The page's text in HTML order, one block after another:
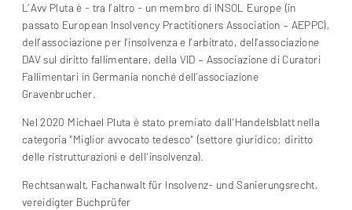
L’Avv Pluta è - tra l’altro - un membro di INSOL Europe (in
passato European Insolvency Practitioners Association – AEPPC),
dell’associazione per l’insolvenza e l’arbitrato, dell’associazione
DAV sul diritto fallimentare, della VID – Associazione di Curatori
Fallimentari in Germania nonché dell’associazione
Gravenbrucher.
Nel 2020 Michael Pluta è stato premiato dall'Handelsblatt nella
categoria "Miglior avvocato tedesco" (settore giuridico: diritto
delle ristrutturazioni e dell'insolvenza).
Rechtsanwalt, Fachanwalt für Insolvenz- und Sanierungsrecht,
vereidigter Buchprüfer